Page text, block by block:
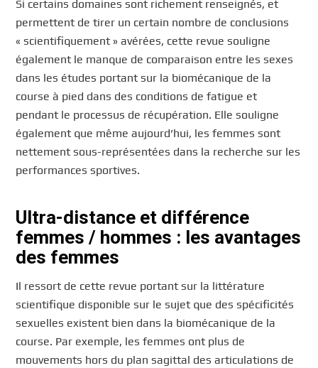
Si certains domaines sont richement renseignés, et
permettent de tirer un certain nombre de conclusions
« scientifiquement » avérées, cette revue souligne
également le manque de comparaison entre les sexes
dans les études portant sur la biomécanique de la
course à pied dans des conditions de fatigue et
pendant le processus de récupération. Elle souligne
également que même aujourd’hui, les femmes sont
nettement sous-représentées dans la recherche sur les
performances sportives.
Ultra-distance et différence
femmes / hommes : les avantages
des femmes
Il ressort de cette revue portant sur la littérature
scientifique disponible sur le sujet que des spécificités
sexuelles existent bien dans la biomécanique de la
course. Par exemple, les femmes ont plus de
mouvements hors du plan sagittal des articulations de